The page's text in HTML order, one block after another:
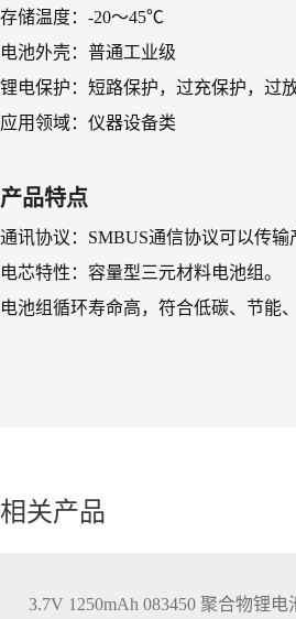
存储温度：-20～45℃
电池外壳：普通工业级
锂电保护：短路保护，过充保护，过
应用领域：仪器设备类
产品特点
通讯协议：SMBUS通信协议可以传输
电芯特性：容量型三元材料电池组。
电池组循环寿命高，符合低碳、节能
相关产品
3.7V 1250mAh 083450 聚合物锂电